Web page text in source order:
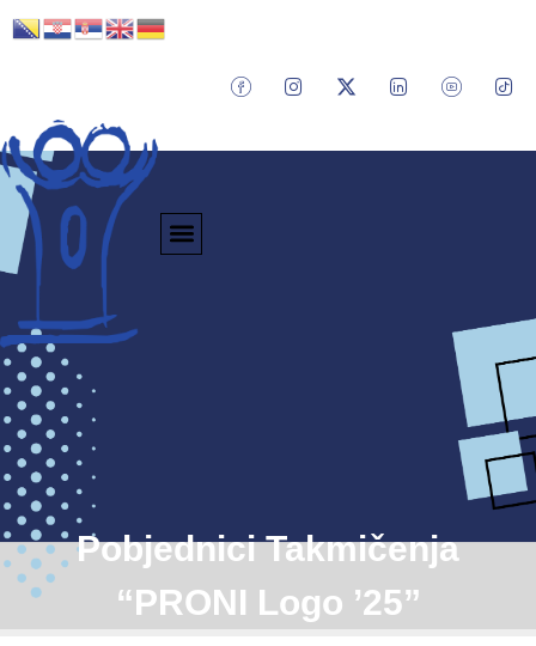
Pobjednici Takmičenja
“PRONI Logo ’25”